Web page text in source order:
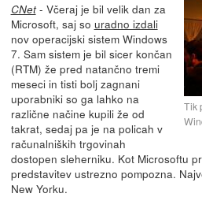
Tik
CNet- Včeraj je bil velik dan za
Microsoft, saj so uradno izdali
nov operacijski sistem Windows
7. Sam sistem je bil sicer končan
(RTM) že pred natančno tremi
meseci in tisti bolj zagnani
uporabniki so ga lahko na
različne načine kupili že od
takrat, sedaj pa je na policah v
računalniških trgovinah
dostopen sleherniku. Kot Microsoftu
predstavitev ustrezno pompozna.
New Yorku.